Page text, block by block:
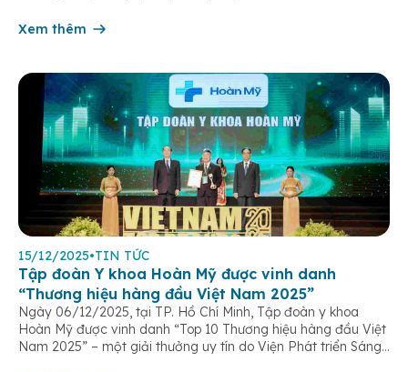
âm thầm đồng hành trên […]
Xem thêm
15/12/2025•TIN TỨC
Tập đoàn Y khoa Hoàn Mỹ được vinh danh
“Thương hiệu hàng đầu Việt Nam 2025”
Ngày 06/12/2025, tại TP. Hồ Chí Minh, Tập đoàn y khoa
Hoàn Mỹ được vinh danh “Top 10 Thương hiệu hàng đầu Việt
Nam 2025” – một giải thưởng uy tín do Viện Phát triển Sáng